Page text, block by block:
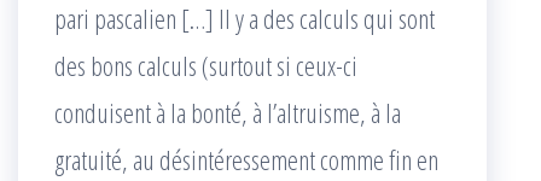
pari pascalien […] Il y a des calculs qui sont
des bons calculs (surtout si ceux-ci
conduisent à la bonté, à l’altruisme, à la
gratuité, au désintéressement comme fin en